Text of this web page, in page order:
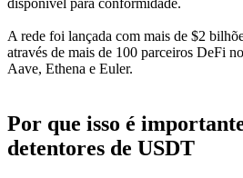
disponível para conformidade.
A rede foi lançada com mais de $2
através de mais de 100 parceiros DeFi
Aave, Ethena e Euler.
Por que isso é
detentores de USDT